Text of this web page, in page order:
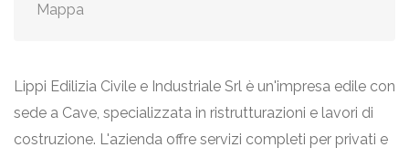
Mappa
Lippi Edilizia Civile e Industriale Srl è un'impresa edile con
sede a Cave, specializzata in ristrutturazioni e lavori di
costruzione. L'azienda offre servizi completi per privati e